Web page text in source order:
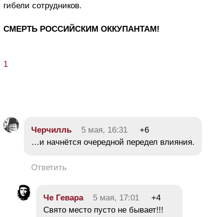
гибели сотрудников.
СМЕРТЬ РОССИЙСКИМ ОККУПАНТАМ!
1
Черчилль 5 мая, 16:31
+6
…и начнётся очередной передел влияния.
Ответить
Че Гевара 5 мая, 17:01
+4
Свято место пусто не бывает!!!